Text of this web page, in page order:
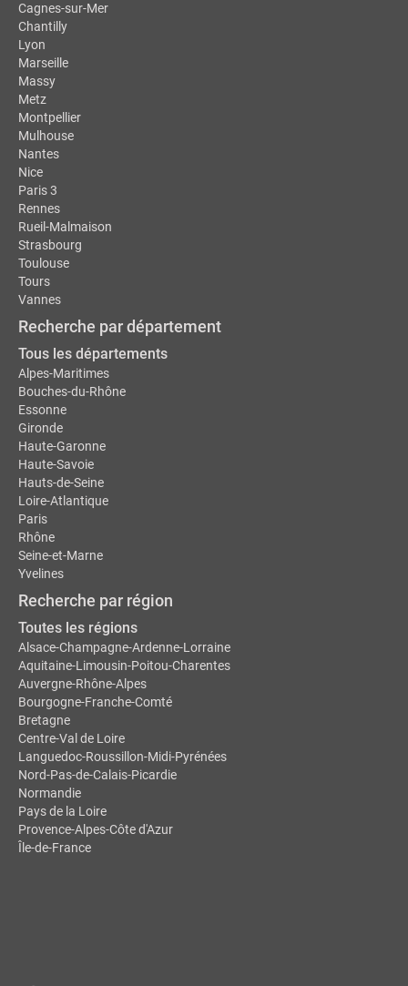
Cagnes-sur-Mer
Chantilly
Lyon
Marseille
Massy
Metz
Montpellier
Mulhouse
Nantes
Nice
Paris 3
Rennes
Rueil-Malmaison
Strasbourg
Toulouse
Tours
Vannes
Recherche par département
Tous les départements
Alpes-Maritimes
Bouches-du-Rhône
Essonne
Gironde
Haute-Garonne
Haute-Savoie
Hauts-de-Seine
Loire-Atlantique
Paris
Rhône
Seine-et-Marne
Yvelines
Recherche par région
Toutes les régions
Alsace-Champagne-Ardenne-Lorraine
Aquitaine-Limousin-Poitou-Charentes
Auvergne-Rhône-Alpes
Bourgogne-Franche-Comté
Bretagne
Centre-Val de Loire
Languedoc-Roussillon-Midi-Pyrénées
Nord-Pas-de-Calais-Picardie
Normandie
Pays de la Loire
Provence-Alpes-Côte d'Azur
Île-de-France